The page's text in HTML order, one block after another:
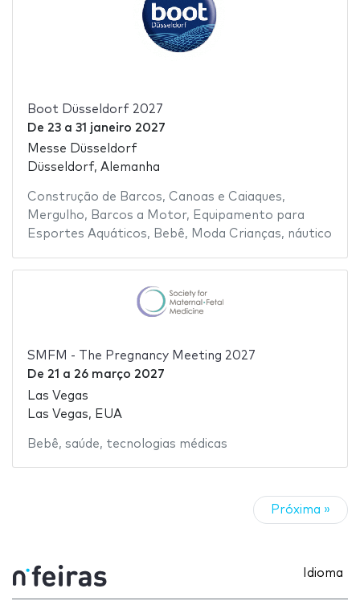
Boot Düsseldorf 2027
De 23a 31 janeiro 2027
Messe Düsseldorf
Düsseldorf, Alemanha
Construção de Barcos, Canoas e Caiaques,
Mergulho, Barcos a Motor, Equipamento para
Esportes Aquáticos, Bebê, Moda Crianças, náutico
SMFM - The Pregnancy Meeting 2027
De 21 a 26 março 2027
Las Vegas
Las Vegas, EUA
Bebê, saúde, tecnologias médicas
Próxima »
Idioma